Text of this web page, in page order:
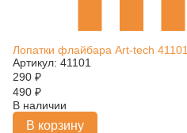
Лопатки флайбара Art-tech 41101
Артикул: 41101
290 ₽
490 ₽
В наличии
В корзину